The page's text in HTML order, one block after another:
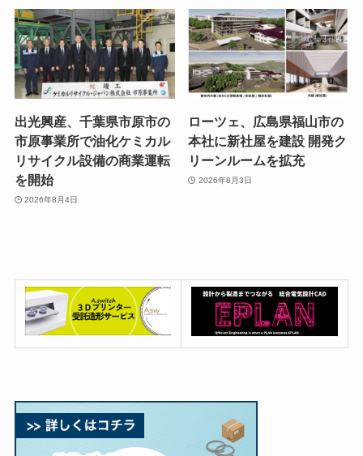
出光興産、千葉県市原市の
市原事業所で油化ケミカル
リサイクル設備の商業運転
を開始
2026年8月4日
ローツェ、広島県福山市の
本社に新社屋を建設 開発ク
リーンルームを拡充
2026年8月3日